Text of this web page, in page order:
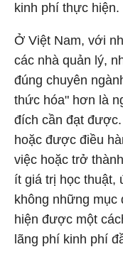
kinh phí thực hiện.
Ở Việt Nam, với
các nhà quản lý,
đúng chuyên
thức hóa" hơn là
đích cần đạt
hoặc được điều
việc hoặc trở
ít giá trị học thuật,
không những
hiện được một
lãng phí kinh phí